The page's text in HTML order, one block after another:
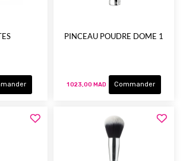
PINCEAU POUDRE DOME 1
1 023,00 MAD Commander